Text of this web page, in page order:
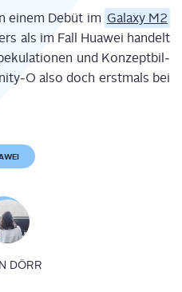
einem Debüt im Gala­xy M2
als im Fall Hua­wei han­delt
und Kon­zept­bil­
also doch erst­mals bei
DÖRR